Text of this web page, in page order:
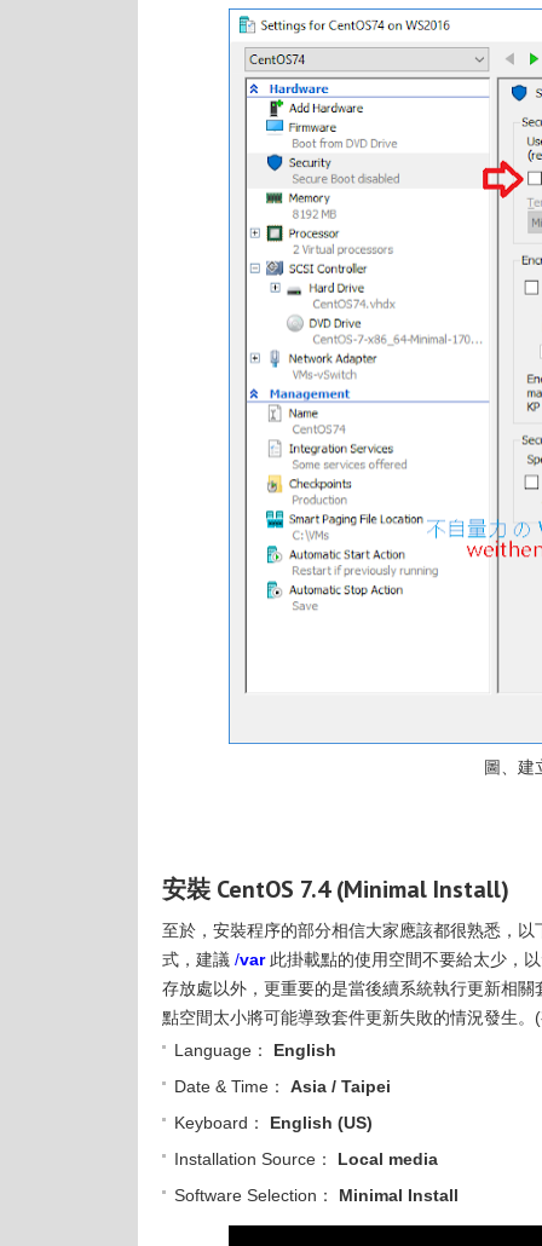
圖、建
安裝 CentOS 7.4 (Minimal Install)
至於，安裝程序的部分相信大家應該都很熟悉，
式，建議 /var此掛載點的使用空間不要給太少，
存放處以外，更重要的是當後續系統執行更新相
點空間太小將可能導致套件更新失敗的情況發生
Language： English
Date & Time： Asia / Taipei
Keyboard： English (US)
Installation Source：
Local media
Software Selection： Minimal Install